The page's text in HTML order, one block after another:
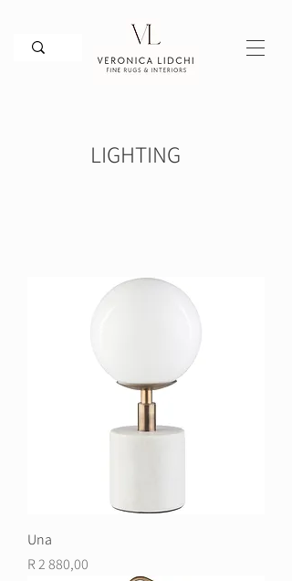
LIGHTING
Una
Price
R 2 880,00